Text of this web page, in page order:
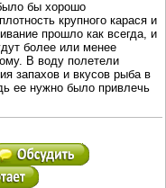
бы хорошо
крупного карася и
прошло как всегда, и
более или менее
В воду полетели
запахов и вкусов рыба в
ее нужно было привлечь